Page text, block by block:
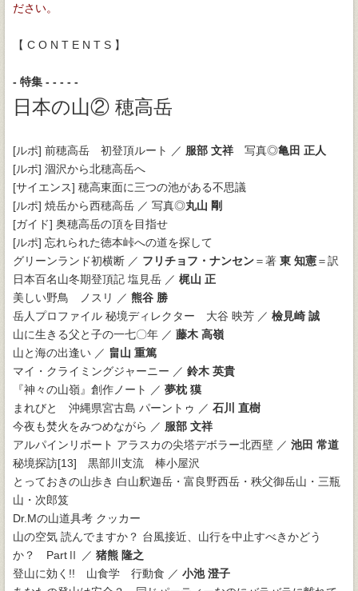
ださい。
【 C O N T E N T S 】
- 特集 - - - - -
日本の山② 穂高岳
[ルポ] 前穂高岳 初登頂ルート ／ 服部 文祥 写真◎亀田 正人
[ルポ] 涸沢から北穂高岳へ
[サイエンス] 穂高東面に三つの池がある不思議
[ルポ] 焼岳から西穂高岳 ／ 写真◎丸山 剛
[ガイド] 奥穂高岳の頂を目指せ
[ルポ] 忘れられた徳本峠への道を探して
グリーンランド初横断 ／ フリチョフ・ナンセン＝著 東 知憲＝訳
日本百名山冬期登頂記 塩見岳 ／ 梶山 正
美しい野鳥 ノスリ ／ 熊谷 勝
岳人プロファイル 秘境ディレクター 大谷 映芳 ／ 檢見崎 誠
山に生きる父と子の一七〇年 ／ 藤木 高嶺
山と海の出逢い ／ 畠山 重篤
マイ・クライミングジャーニー ／ 鈴木 英貴
『神々の山嶺』創作ノート ／ 夢枕 獏
まれびと 沖縄県宮古島 パーントゥ ／ 石川 直樹
今夜も焚火をみつめながら ／ 服部 文祥
アルパインリポート アラスカの尖塔デボラー北西壁 ／ 池田 常道
秘境探訪[13] 黒部川支流 棒小屋沢
とっておきの山歩き 白山釈迦岳・富良野西岳・秩父御岳山・三瓶
山・次郎笈
Dr.Mの山道具考 クッカー
山の空気 読んでますか？ 台風接近、山行を中止すべきかどう
か？ PartⅡ ／ 猪熊 隆之
登山に効く!! 山食学 行動食 ／ 小池 澄子